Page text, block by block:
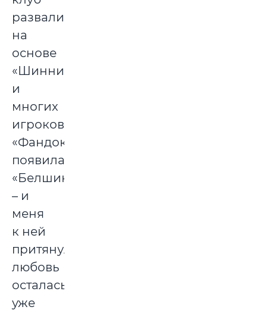
развалился,
на
основе
«Шинника»
и
многих
игроков
«Фандока»
появилась
«Белшина»
– и
меня
к ней
притянуло,
любовь
осталась
уже